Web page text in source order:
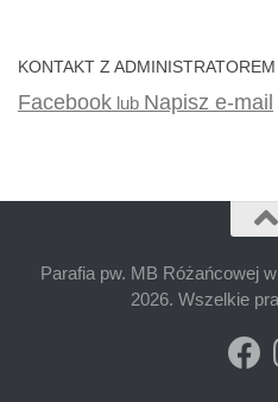
KONTAKT Z
Facebook lub Napisz e-mail
Parafia pw. MB Różańcowej
2026. Wszelkie